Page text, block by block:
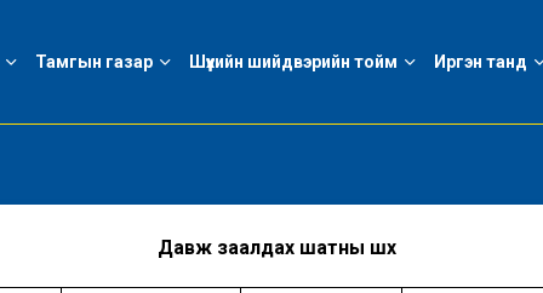
Тамгын газар Шүүхийн шийдвэрийн тойм Иргэн танд
Давж заалдах шатны шүүх